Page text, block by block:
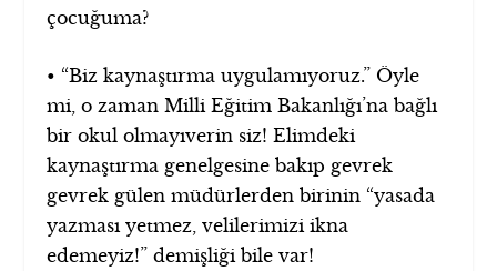
çocuğuma?
• “Biz kaynaştırma uygulamıyoruz.” Öyle
mi, o zaman Milli Eğitim Bakanlığı’na bağlı
bir okul olmayıverin siz! Elimdeki
kaynaştırma genelgesine bakıp gevrek
gevrek gülen müdürlerden birinin “yasada
yazması yetmez, velilerimizi ikna
edemeyiz!” demişliği bile var!